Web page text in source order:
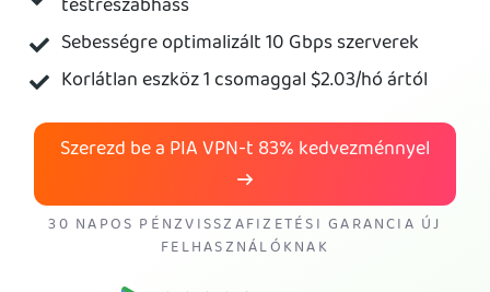
A PIA VPN megvásárlása
testreszabhass
Sebességre optimalizált 10 Gbps szerverek
Korlátlan eszköz 1 csomaggal$2.03/hó ártól
Szerezd be a PIA VPN-t83%kedvezménnyel
30 NAPOS PÉNZVISSZAFIZETÉSI GARANCIA ÚJ
FELHASZNÁLÓKNAK